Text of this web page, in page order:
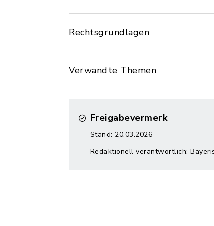
Rechtsgrundlagen
Verwandte Themen
Freigabevermerk
Stand: 20.03.2026
Redaktionell verantwortlich: